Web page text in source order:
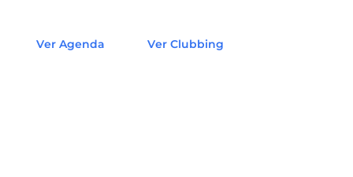
Ver Agenda Ver Clubbing